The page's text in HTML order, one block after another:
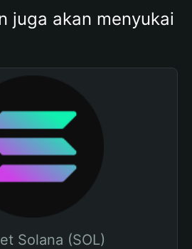
juga akan menyukai
Solana (SOL)